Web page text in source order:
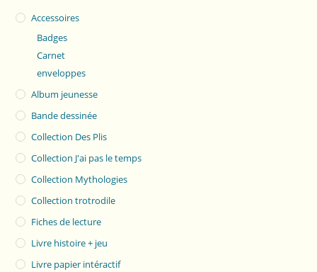
Accessoires
Badges
Carnet
enveloppes
Album jeunesse
Bande dessinée
Collection Des Plis
Collection J'ai pas le temps
Collection Mythologies
Collection trotrodile
Fiches de lecture
Livre histoire + jeu
Livre papier intéractif